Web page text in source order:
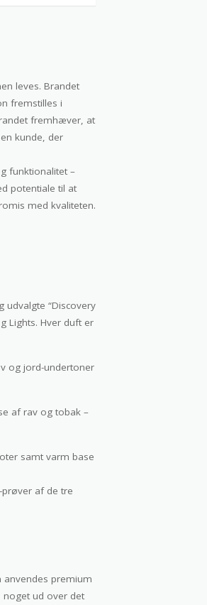
leves. Brandet
fremstilles i
fremhæver, at
kunde, der
funktionalitet –
potentiale til at
med kvaliteten.
udvalgte “Discovery
Lights. Hver duft er
og jord-undertoner
af rav og tobak –
samt varm base
prøver af de tre
anvendes premium
noget ud over det